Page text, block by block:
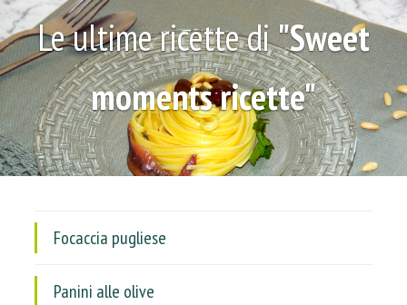
Le ultime ricette di"Sweet
moments ricette"
Focaccia pugliese
Panini alle olive